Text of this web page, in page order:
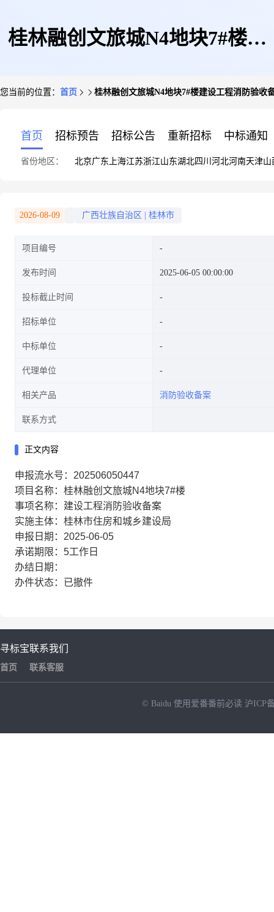
桂林融创文旅城N4地块7#楼建
您当前的位置： 首页 桂林融创文旅城N4地块7#楼建设工程消防验收
首页 招标预告 招标公告 重新招标 中标通知
省份地区： 北京广东 上海江苏浙江山东湖北四川 河北河南天津山
2026-08-09 广西壮族自治区 桂林市
项目编号
发布时间 2025-06-05 00:00:00
投标截止时间
招标单位
中标单位
代理单位
相关产品 消防验收备案
联系方式
正文内容
申报流水号：202506050447
项目名称：桂林融创文旅城N4地块7#楼
事项名称：建设工程消防验收备案
实施主体：桂林市住房和城乡建设局
申报日期：2025-06-05
承诺期限：5工作日
办结日期：
办件状态：已撤件
寻标宝
首页
联系我们
联系客服
© Baidu 使用爱番番前必读 沪ICP